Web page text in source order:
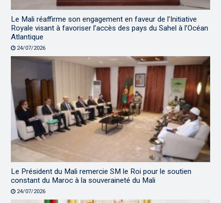
Le Mali réaffirme son engagement en faveur de l’Initiative
Royale visant à favoriser l’accès des pays du Sahel à l’Océan
Atlantique
24/07/2026
Le Président du Mali remercie SM le Roi pour le soutien
constant du Maroc à la souveraineté du Mali
24/07/2026